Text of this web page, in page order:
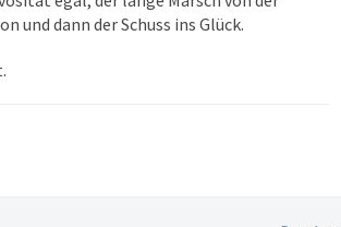
dann der Schuss ins Glück.